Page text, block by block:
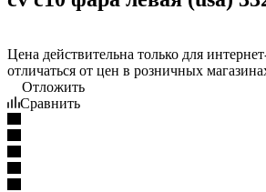
Цена действительна только для
отличаться от цен в розничных
Отложить
Сравнить